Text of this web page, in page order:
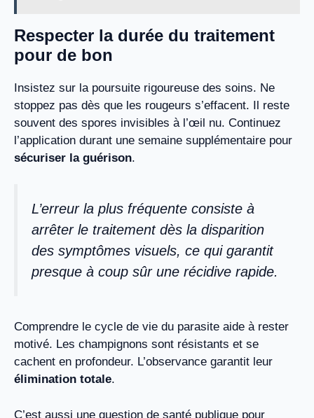
Respecter la durée du traitement
pour de bon
Insistez sur la poursuite rigoureuse des soins. Ne
stoppez pas dès que les rougeurs s’effacent. Il reste
souvent des spores invisibles à l’œil nu. Continuez
l’application durant une semaine supplémentaire pour
sécuriser la guérison.
L’erreur la plus fréquente consiste à
arrêter le traitement dès la disparition
des symptômes visuels, ce qui garantit
presque à coup sûr une récidive rapide.
Comprendre le cycle de vie du parasite aide à rester
motivé. Les champignons sont résistants et se
cachent en profondeur. L’observance garantit leur
élimination totale.
C’est aussi une question de santé publique pour